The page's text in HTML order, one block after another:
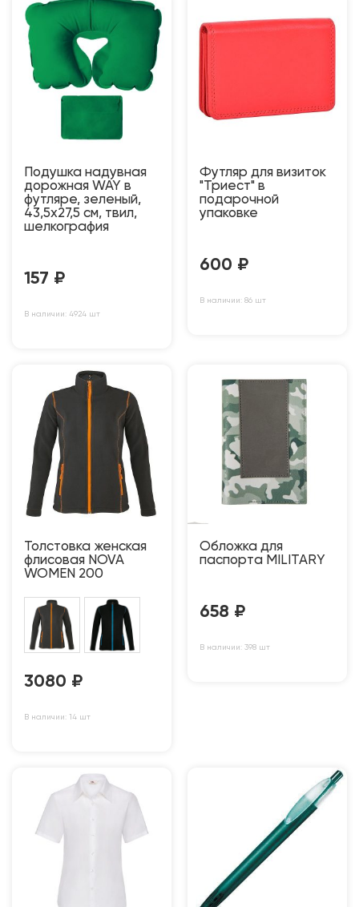
Подушка надувная
дорожная WAY в
футляре, зеленый,
43,5х27,5 см, твил,
шелкография
157 ₽
В наличии: 4924 шт
Футляр для визиток
"Триест" в
подарочной
упаковке
600 ₽
В наличии: 86 шт
Толстовка женская
флисовая NOVA
WOMEN 200
3080 ₽
В наличии: 14 шт
Обложка для
паспорта MILITARY
658 ₽
В наличии: 398 шт